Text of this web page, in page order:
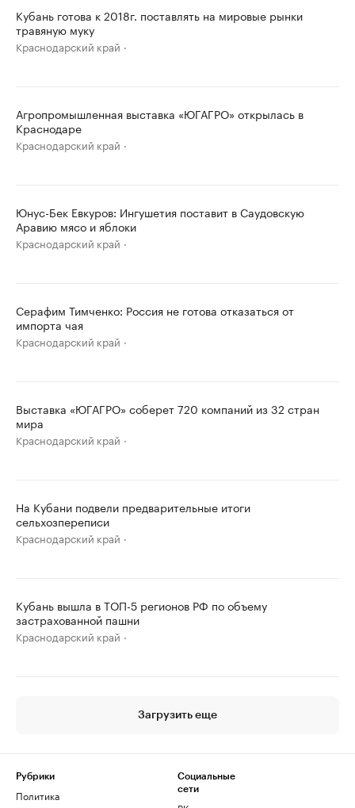
Кубань готова к 2018г. поставлять на мировые рынки
травяную муку
Краснодарский край
Агропромышленная выставка «ЮГАГРО» открылась в
Краснодаре
Краснодарский край
Юнус-Бек Евкуров: Ингушетия поставит в Саудовскую
Аравию мясо и яблоки
Краснодарский край
Серафим Тимченко: Россия не готова отказаться от
импорта чая
Краснодарский край
Выставка «ЮГАГРО» соберет 720 компаний из 32 стран
мира
Краснодарский край
На Кубани подвели предварительные итоги
сельхозпереписи
Краснодарский край
Кубань вышла в ТОП-5 регионов РФ по объему
застрахованной пашни
Краснодарский край
Загрузить еще
Рубрики
Политика
Социальные
сети